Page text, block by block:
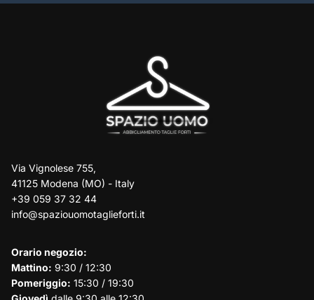
Via Vignolese 755,
41125 Modena (MO) - Italy
+39 059 37 32 44
info@spaziouomotaglieforti.it
Orario negozio:
Mattino: 9:30 / 12:30
Pomeriggio: 15:30 / 19:30